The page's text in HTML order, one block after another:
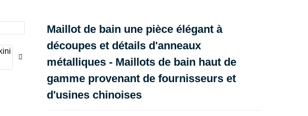
Maillot de bain une pièce élégant à
découpes et détails d'anneaux
métalliques - Maillots de bain haut de
gamme provenant de fournisseurs et
d'usines chinoises